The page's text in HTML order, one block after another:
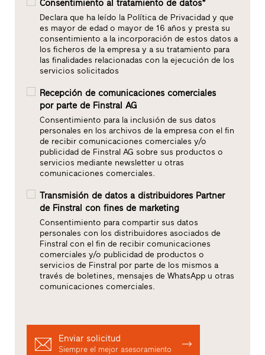
Consentimiento al tratamiento de datos*
Declara que ha leído la Política de Privacidad y que
es mayor de edad o mayor de 16 años y presta su
consentimiento a la incorporación de estos datos a
los ficheros de la empresa y a su tratamiento para
las finalidades relacionadas con la ejecución de los
servicios solicitados
Recepción de comunicaciones comerciales
por parte de Finstral AG
Consentimiento para la inclusión de sus datos
personales en los archivos de la empresa con el fin
de recibir comunicaciones comerciales y/o
publicidad de Finstral AG sobre sus productos o
servicios mediante newsletter u otras
comunicaciones comerciales.
Transmisión de datos a distribuidores Partner
de Finstral con fines de marketing
Consentimiento para compartir sus datos
personales con los distribuidores asociados de
Finstral con el fin de recibir comunicaciones
comerciales y/o publicidad de productos o
servicios de Finstral por parte de los mismos a
través de boletines, mensajes de WhatsApp u otras
comunicaciones comerciales.
Enviar solicitud
Siempre el mejor asesoramiento